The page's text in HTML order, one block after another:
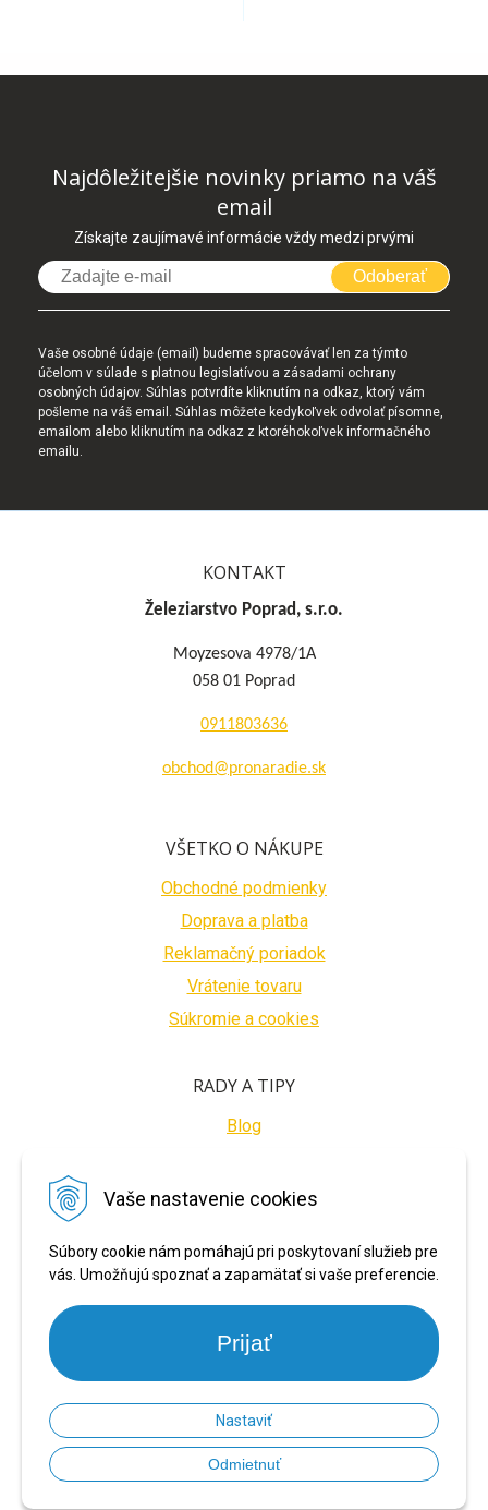
Vaše nastavenie cookies
Súbory cookie nám pomáhajú pri poskytovaní služieb pre
vás. Umožňujú spoznať a zapamätať si vaše preferencie.
Prijať
Nastaviť
Odmietnuť
Najdôležitejšie novinky priamo na váš
email
Získajte zaujímavé informácie vždy medzi prvými
Odoberať
Vaše osobné údaje (email) budeme spracovávať len za týmto
účelom v súlade s platnou legislatívou a zásadami ochrany
osobných údajov. Súhlas potvrdíte kliknutím na odkaz, ktorý vám
pošleme na váš email. Súhlas môžete kedykoľvek odvolať písomne,
emailom alebo kliknutím na odkaz z ktoréhokoľvek informačného
emailu.
KONTAKT
Železiarstvo Poprad, s.r.o.
Moyzesova 4978/1A
058 01 Poprad
0911803636
obchod@pronaradie.sk
VŠETKO O NÁKUPE
Obchodné podmienky
Doprava a platba
Reklamačný poriadok
Vrátenie tovaru
Súkromie a cookies
RADY A TIPY
Blog
BEZPEČNÉ PLATBY
© 2026 PRONARADIE.SK • NextShop&e-shop Pohoda Connector NextCom